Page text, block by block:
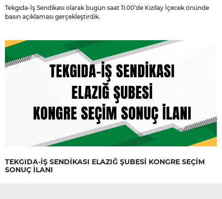
Tekgıda-İş Sendikası olarak bugün saat 11.00’de Kızılay İçecek önünde
basın açıklaması gerçekleştirdik.
TEKGIDA-İŞ SENDİKASI ELAZIĞ ŞUBESİ KONGRE SEÇİM
SONUÇ İLANI